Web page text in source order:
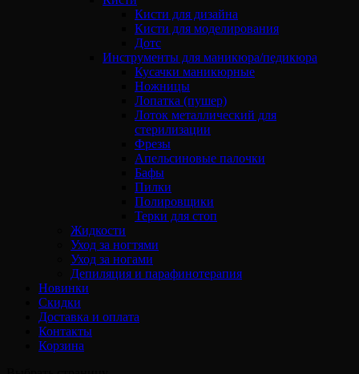
Кисти для дизайна
Кисти для моделирования
Дотс
Инструменты для маникюра/педикюра
Кусачки маникюрные
Ножницы
Лопатка (пушер)
Лоток металлический для
стерилизации
Фрезы
Апельсиновые палочки
Бафы
Пилки
Полировщики
Терки для стоп
Жидкости
Уход за ногтями
Уход за ногами
Депиляция и парафинотерапия
Новинки
Скидки
Доставка и оплата
Контакты
Корзина